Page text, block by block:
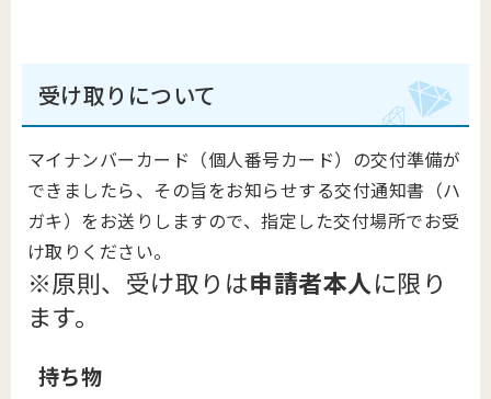
受け取りについて
マイナンバーカード（個人番号カード）の交付準備が
できましたら、その旨をお知らせする交付通知書（ハ
ガキ）をお送りしますので、指定した交付場所でお受
け取りください。
※原則、受け取りは申請者本人に限り
ます。
持ち物